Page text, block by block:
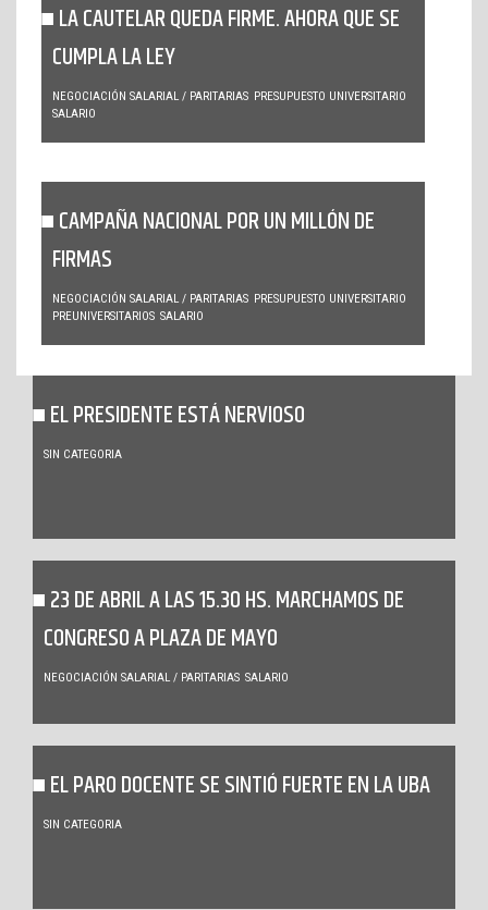
LA CAUTELAR QUEDA FIRME. AHORA QUE SE
CUMPLA LA LEY
NEGOCIACIÓN SALARIAL / PARITARIAS PRESUPUESTO UNIVERSITARIO
SALARIO
CAMPAÑA NACIONAL POR UN MILLÓN DE
FIRMAS
NEGOCIACIÓN SALARIAL / PARITARIAS PRESUPUESTO UNIVERSITARIO
PREUNIVERSITARIOS SALARIO
EL PRESIDENTE ESTÁ NERVIOSO
SIN CATEGORIA
23 DE ABRIL A LAS 15.30 HS. MARCHAMOS DE
CONGRESO A PLAZA DE MAYO
NEGOCIACIÓN SALARIAL / PARITARIAS SALARIO
EL PARO DOCENTE SE SINTIÓ FUERTE EN LA UBA
SIN CATEGORIA